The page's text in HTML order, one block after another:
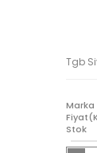
Tgb
Marka
Stok